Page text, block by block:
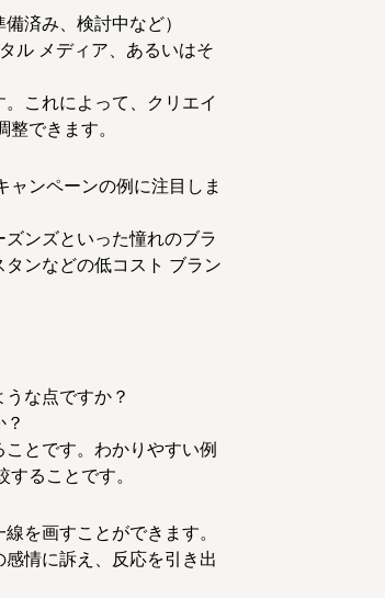
済み、検討中など）
ル メディア、あるいはそ
これによって、クリエイ
できます。
ンペーンの例に注目しま
ンズといった憧れのブラ
ンなどの低コスト ブラン
な点ですか？
とです。わかりやすい例
ることです。
を画すことができます。
情に訴え、反応を引き出